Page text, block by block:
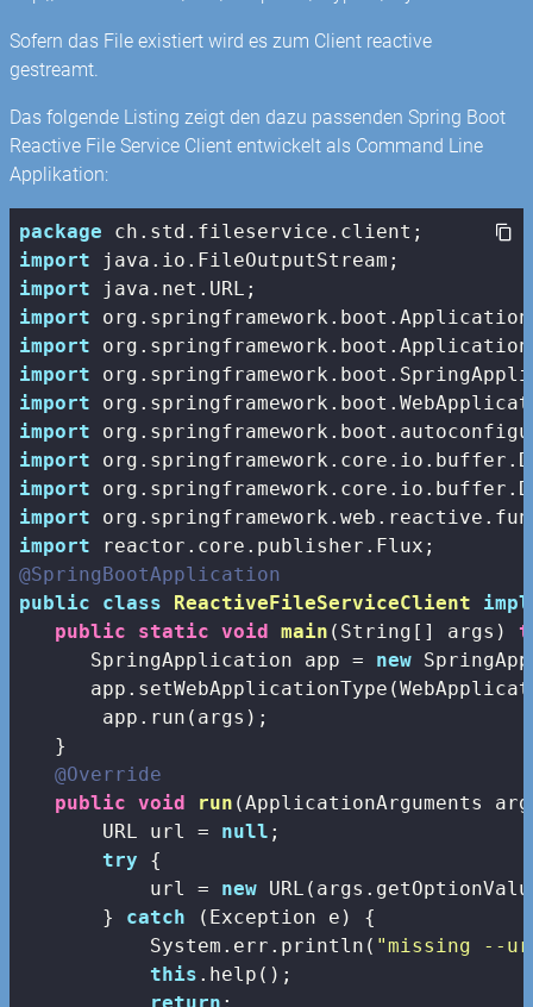
Sofern das File existiert wird es zum Client reactive
gestreamt.
Das folgende Listing zeigt den dazu passenden Spring Boot
Reactive File Service Client entwickelt als Command Line
Applikation:
package
import
import
import
import
import
import
import
import
import
import
import
@SpringBootApplication
public
class ReactiveFileServiceClient
public
static void main (String[] args)
      SpringApplication app =
new
       app.run(args);
   }
@Override
public void run (ApplicationArguments
       URL url =
null ;
try {
           url =
new
       }
catch (Exception e) {
           System.err.println(
"missing --
this .help();